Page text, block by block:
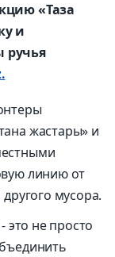
«Таза
и
ручья
жастары» и
линию от
мусора.
это не просто